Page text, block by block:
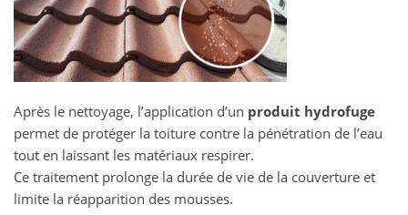
Après le nettoyage, l’application d’un produit hydrofuge
permet de protéger la toiture contre la pénétration de l’eau
tout en laissant les matériaux respirer.
Ce traitement prolonge la durée de vie de la couverture et
limite la réapparition des mousses.